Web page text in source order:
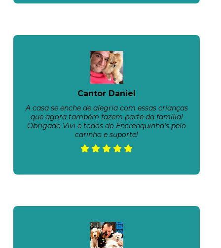
Cantor Daniel
A casa se enche de alegria com essas crianças
que agora também fazem parte da família!
Obrigado Vivi e todos do Encrenquinha's pelo
carinho e suporte!